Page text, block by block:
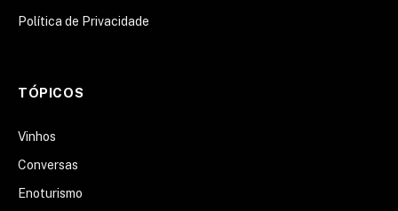
Política de Privacidade
TÓPICOS
Vinhos
Conversas
Enoturismo